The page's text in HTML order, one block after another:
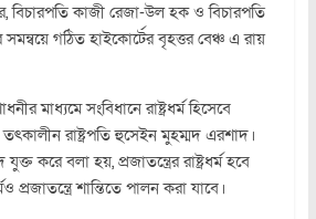
বিচারপতি কাজী রেজা-উল হক ও বিচারপতি
গঠিত হাইকোর্টের বৃহত্তর বেঞ্চ এ রায়
মাধ্যমে সংবিধানে রাষ্ট্রধর্ম হিসেবে
রাষ্ট্রপতি হুসেইন মুহম্মদ এরশাদ।
করে বলা হয়, প্রজাতন্ত্রের রাষ্ট্রধর্ম হবে
প্রজাতন্ত্রে শান্তিতে পালন করা যাবে।